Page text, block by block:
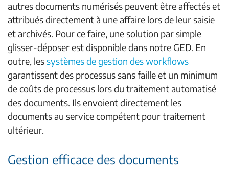
autres documents numérisés peuvent être affectés et
attribués directement à une affaire lors de leur saisie
et archivés. Pour ce faire, une solution par simple
glisser-déposer est disponible dans notre GED. En
outre, lessystèmes de gestion des workflows
garantissent des processus sans faille et un minimum
de coûts de processus lors du traitement automatisé
des documents. Ils envoient directement les
documents au service compétent pour traitement
ultérieur.
Gestion efficace des documents